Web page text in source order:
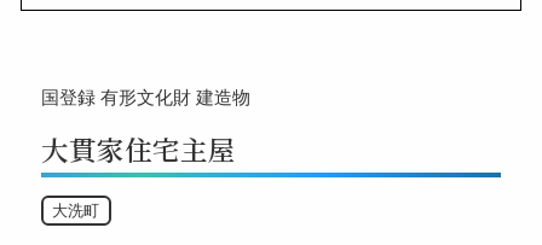
国登録 有形文化財 建造物
大貫家住宅主屋
大洗町